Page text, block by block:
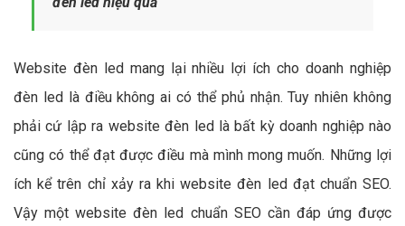
Website đèn led mang lại nhiều lợi ích cho doanh nghiệp
đèn led là điều không ai có thể phủ nhận. Tuy nhiên không
phải cứ lập ra website đèn led là bất kỳ doanh nghiệp nào
cũng có thể đạt được điều mà mình mong muốn. Những lợi
ích kể trên chỉ xảy ra khi website đèn led đạt chuẩn SEO.
Vậy một website đèn led chuẩn SEO cần đáp ứng được